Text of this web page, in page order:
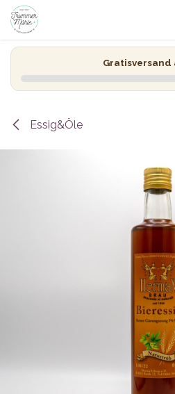
Zum Inhalt springen
Gratisversand
Essig&Öle